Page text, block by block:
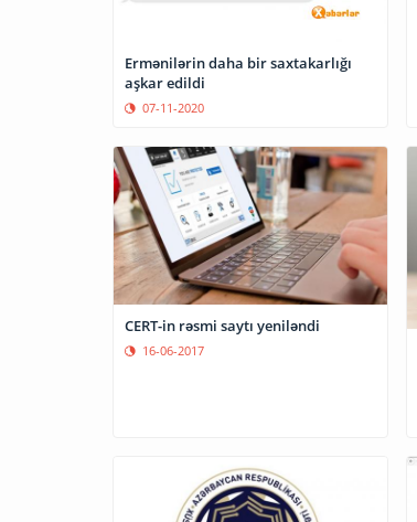
Ermənilərin daha bir saxtakarlığı
aşkar edildi
07-11-2020
CERT-in rəsmi saytı yeniləndi
16-06-2017